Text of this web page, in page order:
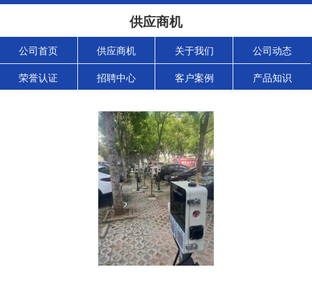
供应商机
公司首页 供应商机 关于我们 公司动态
荣誉认证 招聘中心 客户案例 产品知识